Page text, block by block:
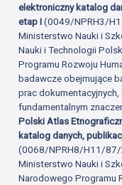
elektroniczny katalog
etap I(0049/NPRH3/
Ministerstwo Nauki i
Nauki i Technologii
Programu Rozwoju
badawcze obejmujące
prac
fundamentalnym
Polski Atlas
katalog danych,
(0068/NPRH8/H11/87/
Ministerstwo Nauki i
Narodowego Programu